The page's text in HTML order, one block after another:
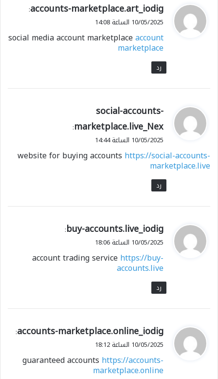
ي
ق
ل
accounts-marketplace.art_iodig
:
10/05/2025 الساعة 14:08
social media account marketplaceaccount
marketplace
رد
ي
و
ل
social-accounts-
marketplace.live_Nex
:
10/05/2025 الساعة 14:44
website for buying accounts https://social-accounts-
marketplace.live
رد
ي
ق
ل
buy-accounts.live_iodig
:
10/05/2025 الساعة 18:06
account trading servicehttps://buy-
accounts.live
رد
ي
ق
ل
accounts-marketplace.online_iodig
:
10/05/2025 الساعة 18:12
guaranteed accounts https://accounts-
marketplace.online